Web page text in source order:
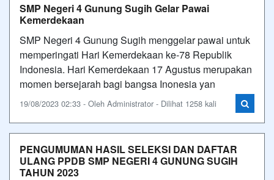
SMP Negeri 4 Gunung Sugih Gelar Pawai
Kemerdekaan
SMP Negeri 4 Gunung Sugih menggelar pawai untuk
memperingati Hari Kemerdekaan ke-78 Republik
Indonesia. Hari Kemerdekaan 17 Agustus merupakan
momen bersejarah bagi bangsa Inonesia yan
19/08/2023 02:33 - Oleh Administrator - Dilihat 1258 kali
PENGUMUMAN HASIL SELEKSI DAN DAFTAR
ULANG PPDB SMP NEGERI 4 GUNUNG SUGIH
TAHUN 2023